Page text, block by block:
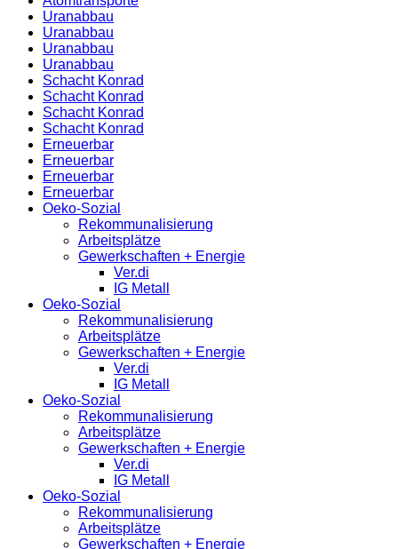
Uranabbau
Uranabbau
Uranabbau
Uranabbau
Schacht Konrad
Schacht Konrad
Schacht Konrad
Schacht Konrad
Erneuerbar
Erneuerbar
Erneuerbar
Erneuerbar
Oeko-Sozial
Rekommunalisierung
Arbeitsplätze
Gewerkschaften + Energie
Ver.di
IG Metall
Oeko-Sozial
Rekommunalisierung
Arbeitsplätze
Gewerkschaften + Energie
Ver.di
IG Metall
Oeko-Sozial
Rekommunalisierung
Arbeitsplätze
Gewerkschaften + Energie
Ver.di
IG Metall
Oeko-Sozial
Rekommunalisierung
Arbeitsplätze
Gewerkschaften + Energie